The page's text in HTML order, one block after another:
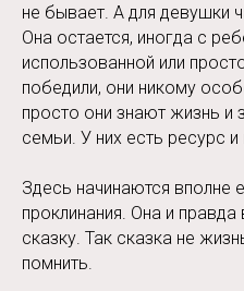
не бывает. А для девушки
Она остается, иногда с
использованной или
победили, они никому
просто они знают жизнь и
семьи. У них есть ресурс и
Здесь начинаются вполне
проклинания. Она и
сказку. Так сказка не
помнить.